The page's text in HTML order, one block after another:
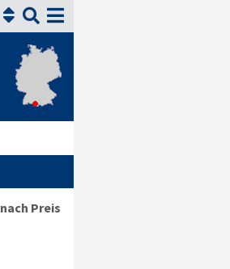


nach Preis